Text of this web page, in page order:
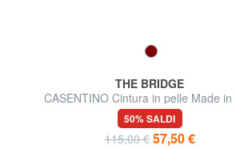
THE BRIDGE
CASENTINO Cintura in pelle Made in
50% SALDI
115,00 € 57,50 €